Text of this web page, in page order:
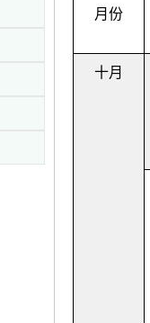
月份
十月